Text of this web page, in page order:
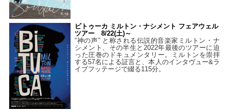
ビトゥーカ ミルトン・ナシメント フェアウェル
ツアー 8/22(土)～
“神の声” と称される伝説的音楽家ミルトン・ナ
シメント、その半生と2022年最後のツアーに迫
った圧巻のドキュメンタリー。ミルトンを崇拝
する57名による証言と、本人のインタヴュー&ラ
イブフッテージで綴る115分。